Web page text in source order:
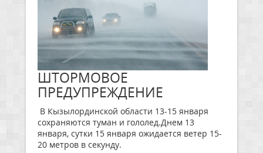
ШТОРМОВОЕ
ПРЕДУПРЕЖДЕНИЕ
В Кызылординской области 13-15 января
сохраняются туман и гололед.Днем 13
января, сутки 15 января ожидается ветер 15-
20 метров в секунду.